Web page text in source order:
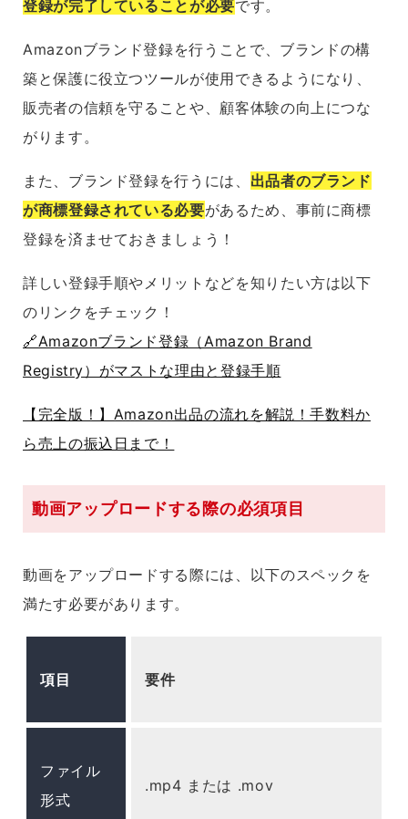
登録が完了していることが必要です。
Amazonブランド登録を行うことで、ブランドの構
築と保護に役立つツールが使用できるようになり、
販売者の信頼を守ることや、顧客体験の向上につな
がります。
また、ブランド登録を行うには、 出品者のブランド
が商標登録されている必要があるため、事前に商標
登録を済ませておきましょう！
詳しい登録手順やメリットなどを知りたい方は以下
のリンクをチェック！
🔗Amazonブランド登録（Amazon Brand
Registry）がマストな理由と登録手順
【完全版！】Amazon出品の流れを解説！手数料か
ら売上の振込日まで！
動画アップロードする際の必須項目
動画をアップロードする際には、以下のスペックを
満たす必要があります。
項目 要件
ファイル
形式
.mp4 または .mov